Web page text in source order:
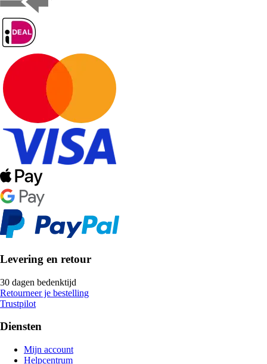
Levering en retour
30 dagen bedenktijd
Retourneer je bestelling
Trustpilot
Diensten
Mijn account
Helpcentrum